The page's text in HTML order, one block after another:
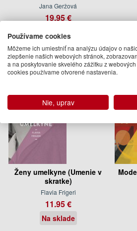
Jana Geržová
19.95 €
Na sklade
Ženy umelkyne (Umenie v
skratke)
Flavia Frigeri
11.95 €
Na sklade
Používame cookies
Môžeme ich umiestniť na analýzu údajov o
zlepšenie našich webových stránok,
a na poskytovanie skvelého zážitku z
cookies používame otvorené nastavenia.
Nie, uprav